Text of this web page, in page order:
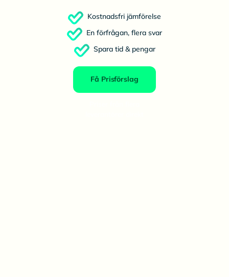
Kostnadsfri jämförelse
En förfrågan, flera svar
Spara tid & pengar
Få Prisförslag